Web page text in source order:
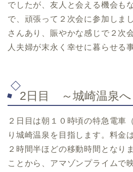
でしたが、友人と会える機会も
で、頑張って２次会に参加しま
さんあり、賑やかな感じで２次
人夫婦が末永く幸せに暮らせる
2日目 ～城崎温泉へ
２日目は朝１０時頃の特急電車
り城崎温泉を目指します。料金
２時間半ほどの移動時間となり
ことから、アマゾンプライムで